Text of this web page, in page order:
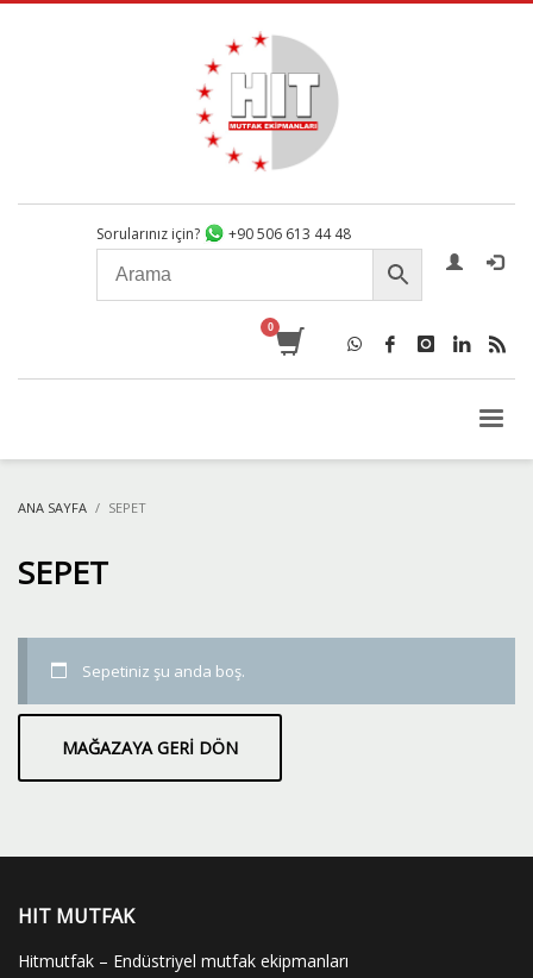
Sorularınız için? +90 506 613 44 48
ANA SAYFA SEPET
SEPET
Sepetiniz şu anda boş.
MAĞAZAYA GERI DÖN
HIT MUTFAK
Hitmutfak – Endüstriyel mutfak ekipmanları